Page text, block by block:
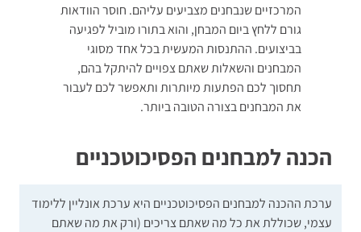
המרכזיים שנבחנים מצביעים עליהם. חוסר הוודאות
גורם ללחץ ביום המבחן, והוא בתורו מוביל לפגיעה
בביצועים. ההתנסות המעשית בכל אחד מסוגי
המבחנים והשאלות שאתם צפויים להיתקל בהם,
תחסוך לכם הפתעות מיותרות ותאפשר לכם לעבור
את המבחנים בצורה הטובה ביותר.
הכנה למבחנים הפסיכוטכניים
ערכת ההכנה למבחנים הפסיכוטכניים היא ערכת אונליין ללימוד
עצמי, שכוללת את כל מה שאתם צריכים (ורק את מה שאתם